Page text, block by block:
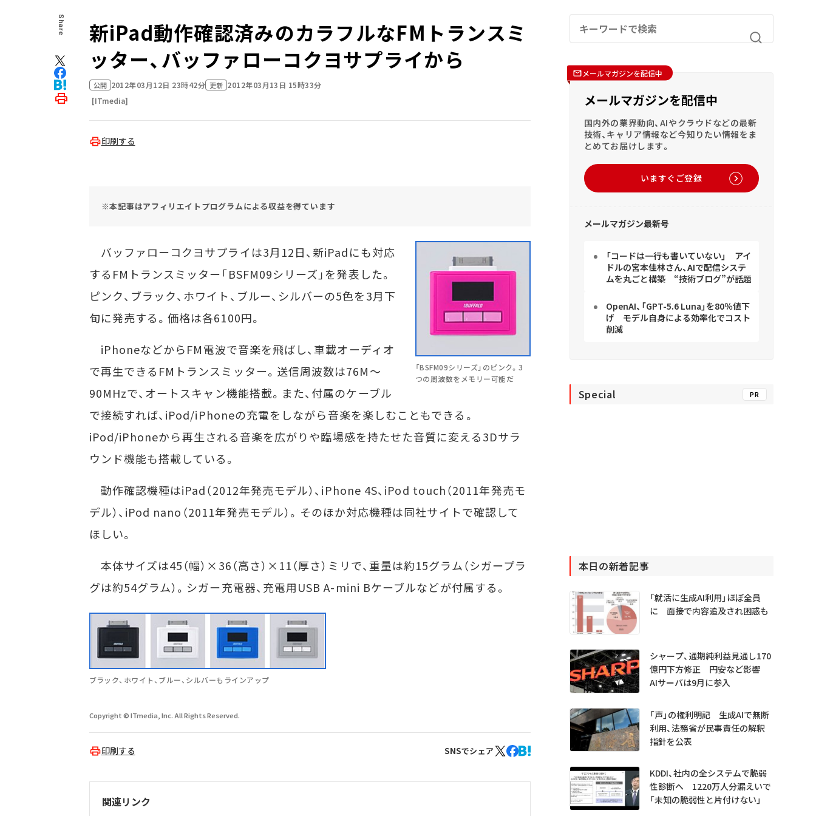
Share
新iPad動作確認済みのカラフルなFMトランスミ
ッター、バッファローコクヨサプライから
公開 2012年03月12日 23時42分 更新 2012年03月13日 15時33分
[ITmedia]
印刷する
※本記事はアフィリエイトプログラムによる収益を得ています
「BSFM09シリーズ」のピンク。3
つの周波数をメモリー可能だ
バッファローコクヨサプライは3月12日、新iPadにも対応
するFMトランスミッター「BSFM09シリーズ」を発表した。
ピンク、ブラック、ホワイト、ブルー、シルバーの5色を3月下
旬に発売する。価格は各6100円。
iPhoneなどからFM電波で音楽を飛ばし、車載オーディオ
で再生できるFMトランスミッター。送信周波数は76M～
90MHzで、オートスキャン機能搭載。また、付属のケーブル
で接続すれば、iPod/iPhoneの充電をしながら音楽を楽しむこともできる。
iPod/iPhoneから再生される音楽を広がりや臨場感を持たせた音質に変える3Dサラ
ウンド機能も搭載している。
動作確認機種はiPad（2012年発売モデル）、iPhone 4S、iPod touch（2011年発売モ
デル）、iPod nano（2011年発売モデル）。そのほか対応機種は同社サイトで確認して
ほしい。
本体サイズは45（幅）×36（高さ）×11（厚さ）ミリで、重量は約15グラム（シガープラ
グは約54グラム）。シガー充電器、充電用USB A-mini Bケーブルなどが付属する。
ブラック、ホワイト、ブルー、シルバーもラインアップ
Copyright © ITmedia, Inc. All Rights Reserved.
印刷する SNSでシェア
関連リンク
メールマガジンを配信中
メールマガジンを配信中
国内外の業界動向、AIやクラウドなどの最新
技術、キャリア情報など今知りたい情報をま
とめてお届けします。
いますぐご登録
メールマガジン最新号
「コードは一行も書いていない」 アイ
ドルの宮本佳林さん、AIで配信システ
ムを丸ごと構築 “技術ブログ”が話題
OpenAI、「GPT-5.6 Luna」を80％値下
げ モデル自身による効率化でコスト
削減
Special PR
本日の新着記事
「就活に生成AI利用」ほぼ全員
に 面接で内容追及され困惑も
シャープ、通期純利益見通し170
億円下方修正 円安など影響
AIサーバは9月に参入
「声」の権利明記 生成AIで無断
利用、法務省が民事責任の解釈
指針を公表
KDDI、社内の全システムで脆弱
性診断へ 1220万人分漏えいで
「未知の脆弱性と片付けない」